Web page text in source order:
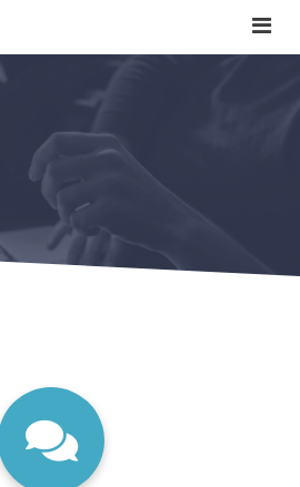
tools reviews
bij jou in de buurt?
Offerte
voor beginners +
+